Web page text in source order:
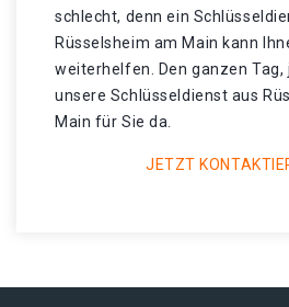
schlecht, denn ein
Rüsselsheim am Main kann
weiterhelfen. Den ganzen Tag,
unsere Schlüsseldienst aus
Main für Sie da.
JETZT